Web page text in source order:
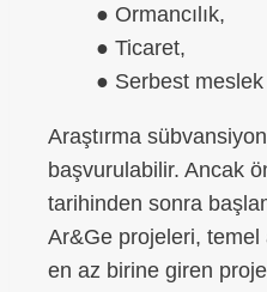
● Ormancılık,
● Ticaret,
● Serbest
Araştırma
başvurulabilir. Ancak
tarihinden sonra
Ar&Ge projeleri, temel
en az birine giren